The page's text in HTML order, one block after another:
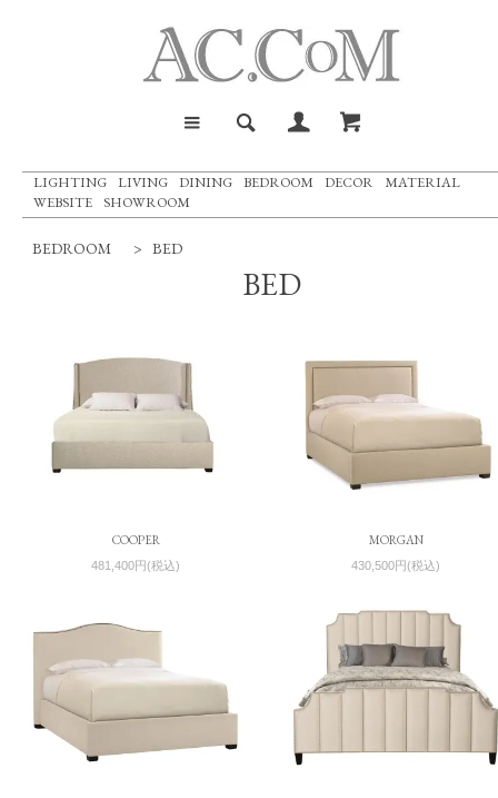
LIGHTING LIVING DINING BEDROOM DECOR
MATERIAL
WEBSITE
SHOWROOM
BEDROOM > BED
BED
COOPER
481,400円(税込)
MORGAN
430,500円(税込)